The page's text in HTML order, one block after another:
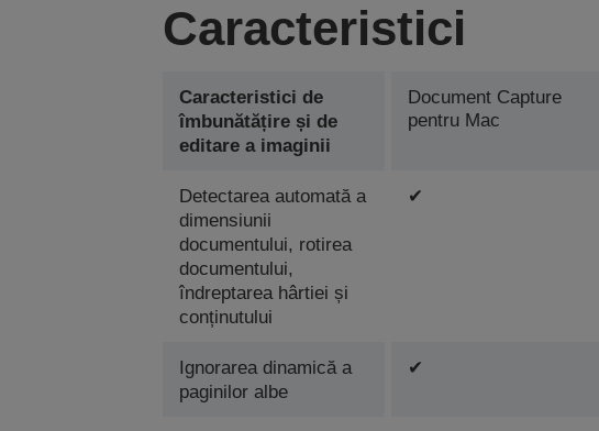
Caracteristici
Caracteristici de
îmbunătățire și de
editare a imaginii
Document Capture
pentru Mac
Detectarea automată a
dimensiunii
documentului, rotirea
documentului,
îndreptarea hârtiei și
conținutului
✔
Ignorarea dinamică a
paginilor albe
✔